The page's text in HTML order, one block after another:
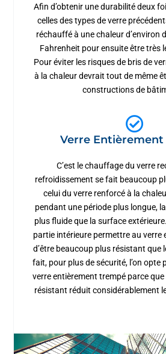
Afin d’obtenir une durabilité deux
celles des types de verre
réchauffé à une chaleur d’environ
Fahrenheit pour ensuite être très
Pour éviter les risques de bris de
à la chaleur devrait tout de même
constructions de
Verre Entièrement
C’est le chauffage du verre
refroidissement se fait beaucoup
celui du verre renforcé à la
pendant une période plus longue,
plus fluide que la surface
partie intérieure permettre au verre
d’être beaucoup plus résistant que
fait, pour plus de sécurité, l’on opte
verre entièrement trempé parce
résistant réduit considérablement